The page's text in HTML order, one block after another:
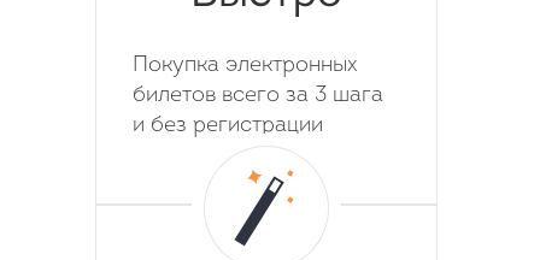
Покупка электронных
билетов всего за 3 шага
и без регистрации